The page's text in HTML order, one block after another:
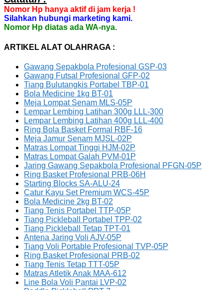
Nomor Hp hanya aktif di jam kerja !
Silahkan hubungi marketing kami.
Nomor Hp diatas ada WA-nya.
ARTIKEL ALAT OLAHRAGA :
Gawang Sepakbola Profesional GSP-03
Gawang Futsal Profesional GFP-02
Tiang Bulutangkis Portabel TBP-01
Bola Medicine 1kg BT-01
Meja Lompat Senam MLS-05P
Lempar Lembing Latihan 300g LLL-300
Lempar Lembing Latihan 400g LLL-400
Ring Bola Basket Formal RBF-16
Meja Jamur Senam MJSL-02P
Matras Lompat Tinggi HJM-02P
Matras Lompat Galah PVM-01P
Jaring Gawang Sepakbola Profesional PFGN-05P
Ring Basket Profesional PRB-06H
Starting Blocks SA-ALU-24
Catur Kayu Set Premium WCS-45P
Bola Medicine 2kg BT-02
Tiang Tenis Portabel TTP-05P
Tiang Pickleball Portabel TPP-02
Tiang Pickleball Tetap TPT-01
Antena Jaring Voli AJV-05P
Tiang Voli Portable Profesional TVP-05P
Ring Basket Profesional PRB-02
Tiang Tenis Tetap TTT-05P
Matras Atletik Anak MAA-612
Line Bola Voli Pantai LVP-02